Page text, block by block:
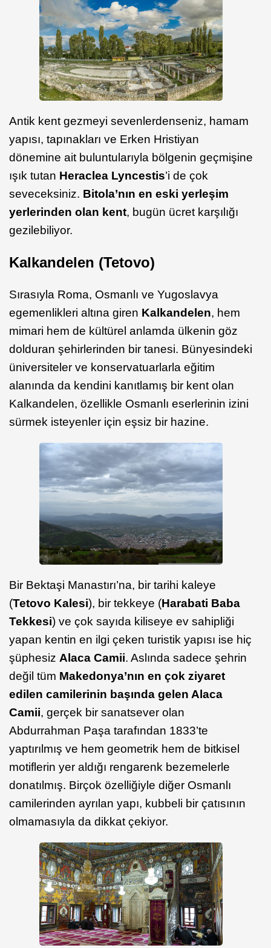
Antik kent gezmeyi sevenlerdenseniz, hamam
yapısı, tapınakları ve Erken Hristiyan
dönemine ait buluntularıyla bölgenin geçmişine
ışık tutan Heraclea Lyncestis’i de çok
seveceksiniz. Bitola’nın en eski yerleşim
yerlerinden olan kent, bugün ücret karşılığı
gezilebiliyor.
Kalkandelen (Tetovo)
Sırasıyla Roma, Osmanlı ve Yugoslavya
egemenlikleri altına giren Kalkandelen, hem
mimari hem de kültürel anlamda ülkenin göz
dolduran şehirlerinden bir tanesi. Bünyesindeki
üniversiteler ve konservatuarlarla eğitim
alanında da kendini kanıtlamış bir kent olan
Kalkandelen, özellikle Osmanlı eserlerinin izini
sürmek isteyenler için eşsiz bir hazine.
Bir Bektaşi Manastırı’na, bir tarihi kaleye
(Tetovo Kalesi), bir tekkeye (Harabati Baba
Tekkesi) ve çok sayıda kiliseye ev sahipliği
yapan kentin en ilgi çeken turistik yapısı ise hiç
şüphesiz Alaca Camii. Aslında sadece şehrin
değil tüm Makedonya’nın en çok ziyaret
edilen camilerinin başında gelen Alaca
Camii, gerçek bir sanatsever olan
Abdurrahman Paşa tarafından 1833’te
yaptırılmış ve hem geometrik hem de bitkisel
motiflerin yer aldığı rengarenk bezemelerle
donatılmış. Birçok özelliğiyle diğer Osmanlı
camilerinden ayrılan yapı, kubbeli bir çatısının
olmamasıyla da dikkat çekiyor.